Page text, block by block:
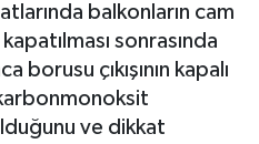
balkonların cam
sonrasında
borusu çıkışının kapalı
karbonmonoksit
ve dikkat